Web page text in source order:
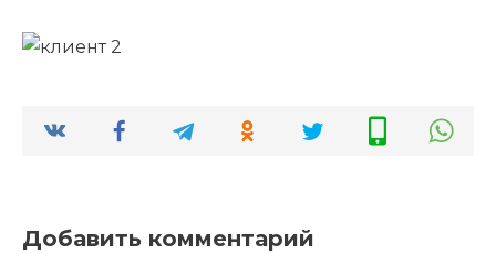
Добавить комментарий